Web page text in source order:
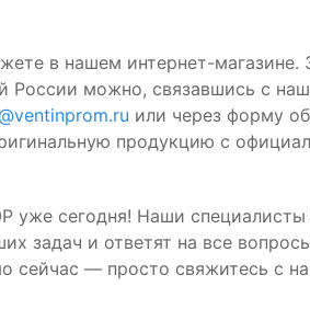
в нашем интернет-магазине.
России можно, связавшись с
или через форму
продукцию с
уже сегодня! Наши специалисты
задач и ответят на все
сейчас — просто свяжитесь с